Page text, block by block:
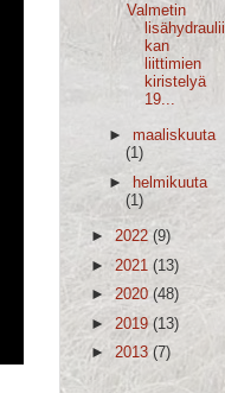
Valmetin
lisähydraulii
kan
liittimien
kiristelyä
19...
► maaliskuuta
(1)
►
helmikuuta
(1)
► 2022(9)
►2021 (13)
►2020 (48)
► 2019 (13)
► 2013 (7)